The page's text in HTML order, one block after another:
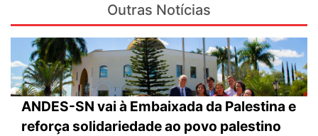
Outras Notícias
ANDES-SN vai à Embaixada da Palestina e
reforça solidariedade ao povo palestino